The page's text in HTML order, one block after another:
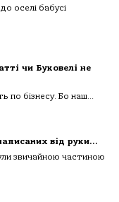
оселі бабусі
чи Буковелі не
по бізнесу. Бо наш...
від руки…
звичайною частиною